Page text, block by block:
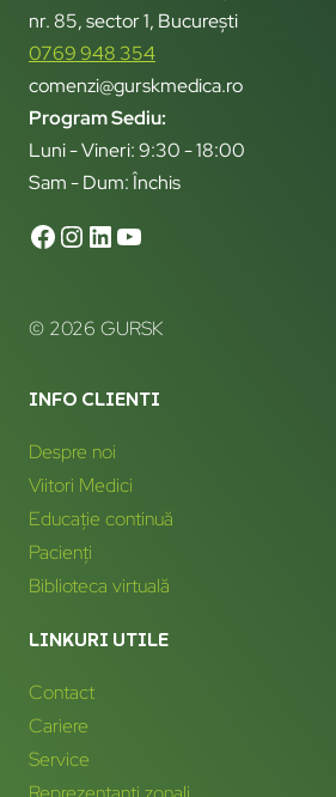
nr. 85, sector 1, București
0769 948 354
comenzi@gurskmedica.ro
Program Sediu:
Luni - Vineri: 9:30 - 18:00
Sam - Dum: Închis
© 2026 GURSK
INFO CLIENTI
Despre noi
Viitori Medici
Educație continuă
Pacienți
Biblioteca virtuală
LINKURI UTILE
Contact
Cariere
Service